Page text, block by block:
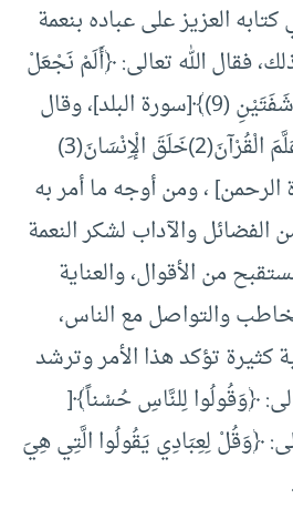
العزيز على عباده بنعمة
فقال الله تعالى: ﴿أَلَمْ نَجْعَلْ
لَهُ عَيْنَيْنِ (8) وَلِساناً وَشَفَتَيْنِ (9)﴾[سورة البلد]، وقال
سبحانه: ﴿الرَّحْمَنُ(1)عَلَّمَ الْقُرْآنَ(2)خَلَقَ الْإِنْسَانَ(3)
[سورة الرحمن] ، ومن أوجه ما أمر به
الفضائل والآداب لشكر النعمة
من الأقوال، والعناية
والتواصل مع الناس،
كثيرة تؤكد هذا الأمر وترشد
﴿وَقُولُوا لِلنَّاسِ حُسْناً﴾[
تعالى: ﴿وَقُلْ لِعِبَادِي يَقُولُوا الَّتِي هِيَ